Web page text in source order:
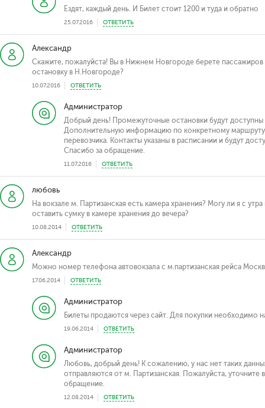
Ездят, каждый день. И Билет стоит 1200 и туда и обратно
25.07.2016 ОТВЕТИТЬ
Александр
Скажите, пожалуйста! Вы в Нижнем Новгороде берете пассажиров
остановку в Н.Новгороде?
10.07.2016 ОТВЕТИТЬ
Администратор
Добрый день! Промежуточные остановки будут доступны
Дополнительную информацию по конкретному
перевозчика. Контакты указаны в расписании и будут
Спасибо за обращение.
11.07.2016 ОТВЕТИТЬ
любовь
На вокзале м. Партизанская есть камера хранения? Могу ли я с
оставить сумку в камере хранения до вечера?
10.08.2014 ОТВЕТИТЬ
Александр
Можно номер телефона автовокзала с м.партизанская рейса
17.06.2014 ОТВЕТИТЬ
Администратор
Билеты продаются через сайт. Для покупки необходимо
19.06.2014 ОТВЕТИТЬ
Администратор
Любовь, добрый день! К сожалению, у нас нет таких
отправляются от м. Партизанская. Пожалуйста,
обращение.
12.08.2014 ОТВЕТИТЬ